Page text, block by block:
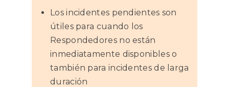
Los incidentes pendientes son
útiles para cuando los
Respondedores no están
inmediatamente disponibles o
también para incidentes de larga
duración